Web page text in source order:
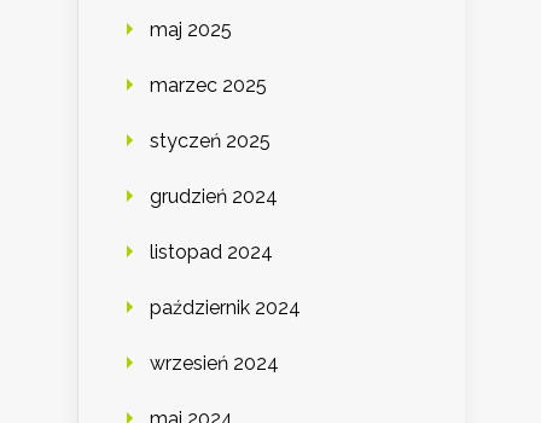
maj 2025
marzec 2025
styczeń 2025
grudzień 2024
listopad 2024
październik 2024
wrzesień 2024
maj 2024